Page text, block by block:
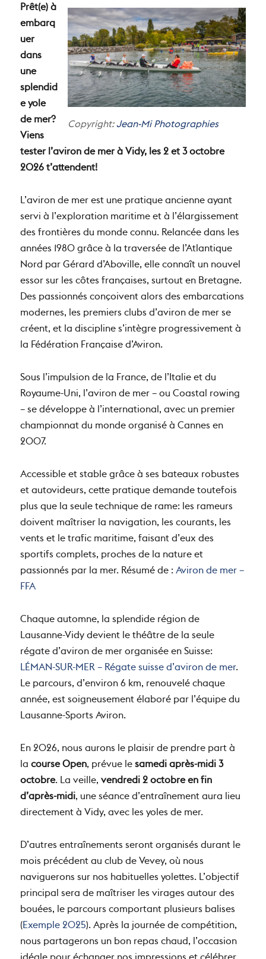
Copyright:Jean-Mi Photographies
Prêt(e) à
embarq
uer
dans
une
splendid
e yole
de mer?
Viens
tester l’aviron de mer à Vidy, les 2 et 3 octobre
2026 t’attendent!
L’aviron de mer est une pratique ancienne ayant
servi à l’exploration maritime et à l’élargissement
des frontières du monde connu. Relancée dans les
années 1980 grâce à la traversée de l’Atlantique
Nord par Gérard d’Aboville, elle connaît un nouvel
essor sur les côtes françaises, surtout en Bretagne.
Des passionnés conçoivent alors des embarcations
modernes, les premiers clubs d’aviron de mer se
créent, et la discipline s’intègre progressivement à
la Fédération Française d’Aviron.
Sous l’impulsion de la France, de l’Italie et du
Royaume-Uni, l’aviron de mer – ou Coastal rowing
– se développe à l’international, avec un premier
championnat du monde organisé à Cannes en
2007.
Accessible et stable grâce à ses bateaux robustes
et autovideurs, cette pratique demande toutefois
plus que la seule technique de rame: les rameurs
doivent maîtriser la navigation, les courants, les
vents et le trafic maritime, faisant d’eux des
sportifs complets, proches de la nature et
passionnés par la mer. Résumé de :Aviron de mer –
FFA
Chaque automne, la splendide région de
Lausanne-Vidy devient le théâtre de la seule
régate d’aviron de mer organisée en Suisse:
LÉMAN-SUR-MER – Régate suisse d’aviron de mer.
Le parcours, d’environ 6 km, renouvelé chaque
année, est soigneusement élaboré par l’équipe du
Lausanne-Sports Aviron.
En 2026, nous aurons le plaisir de prendre part à
lacourse Open, prévue lesamedi après-midi 3
octobre. La veille,vendredi 2 octobre en fin
d’après-midi, une séance d’entraînement aura lieu
directement à Vidy, avec les yoles de mer.
D’autres entraînements seront organisés durant le
mois précédent au club de Vevey, où nous
naviguerons sur nos habituelles yolettes. L’objectif
principal sera de maîtriser les virages autour des
bouées, le parcours comportant plusieurs balises
(Exemple 2025). Après la journée de compétition,
nous partagerons un bon repas chaud, l’occasion